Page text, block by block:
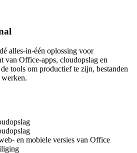
alles-in-één oplossing voor
van Office-apps, cloudopslag en
tools om productief te zijn, bestanden
en mobiele versies van Office